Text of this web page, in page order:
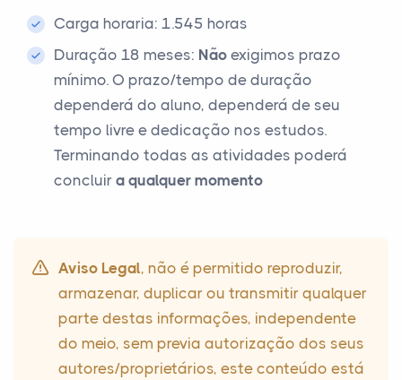
Carga horaria: 1.545 horas
Duração 18 meses: Não exigimos prazo
mínimo. O prazo/tempo de duração
dependerá do aluno, dependerá de seu
tempo livre e dedicação nos estudos.
Terminando todas as atividades poderá
concluir a qualquer momento
Aviso Legal, não é permitido reproduzir,
armazenar, duplicar ou transmitir qualquer
parte destas informações, independente
do meio, sem previa autorização dos seus
autores/proprietários, este conteúdo está